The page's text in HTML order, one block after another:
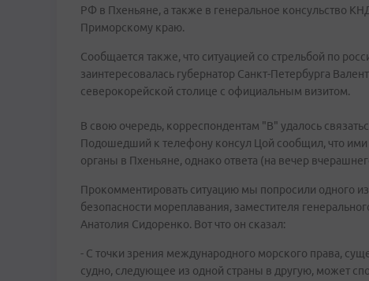
РФ в Пхеньяне, а также в генеральное консульство
Приморскому краю.
Сообщается также, что ситуацией со стрельбой по
заинтересовалась губернатор Санкт-Петербурга
северокорейской столице с официальным визитом.
В свою очередь, корреспондентам "В" удалось
Подошедший к телефону консул Цой сообщил, что
органы в Пхеньяне, однако ответа (на вечер
Прокомментировать ситуацию мы попросили одного
безопасности мореплавания, заместителя
Анатолия Сидоренко. Вот что он сказал:
- С точки зрения международного морского права,
судно, следующее из одной страны в другую, может